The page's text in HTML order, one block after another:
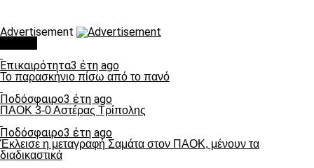
Advertisement
Επικαιρότητα3 έτη ago
Το παρασκήνιο πίσω από το πανό
Ποδόσφαιρο3 έτη ago
ΠΑΟΚ 3-0 Αστέρας Τρίπολης
Ποδόσφαιρο3 έτη ago
Έκλεισε η μεταγραφή Σαμάτα στον ΠΑΟΚ, μένουν τα
διαδικαστικά